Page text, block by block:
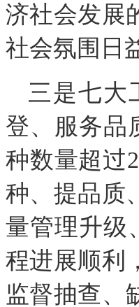
济社会发展
社会氛围日
三是七大
登、服务品
种数量超过
种、提品质
量管理升级
程进展顺利
监督抽查、